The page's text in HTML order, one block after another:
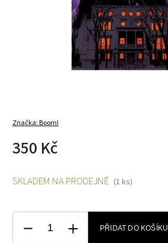
Značka:Boom!
350 Kč
SKLADEM NA PRODEJNĚ (1 ks)
PŘIDAT DO KOŠÍKU